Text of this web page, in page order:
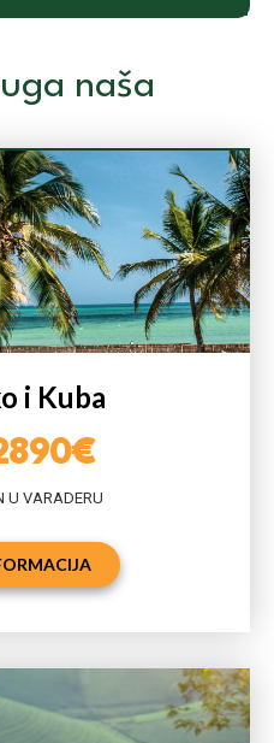
naša
i Kuba
U VARADERU